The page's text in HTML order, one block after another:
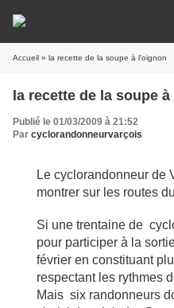
Accueil » la recette de la soupe à l'oignon
la recette de la soupe
Publié le 01/03/2009 à 21:52
Par cyclorandonneurvarçois
Le cyclorandonneur de
montrer sur les routes
Si une trentaine de
pour participer à la
février en constituant
respectant les rythmes
Mais six randonneurs